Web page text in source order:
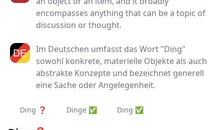
encompasses anything that can be a topic of
discussion or thought.
Im Deutschen umfasst das Wort "Ding"
sowohl konkrete, materielle Objekte als auch
abstrakte Konzepte und bezeichnet generell
eine Sache oder Angelegenheit.
Ding ❓ Dinge ✅ Ding ✅